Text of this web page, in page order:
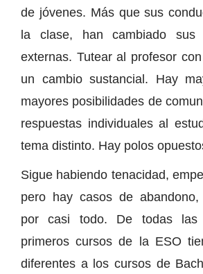
de jóvenes. Más que sus
la clase, han cambiado sus
externas. Tutear al profesor
un cambio sustancial. Hay
mayores posibilidades de
respuestas individuales al
tema distinto. Hay polos
Sigue habiendo tenacidad,
pero hay casos de
por casi todo. De todas las
primeros cursos de la ESO
diferentes a los cursos de